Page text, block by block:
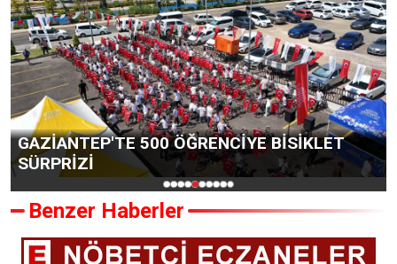
BİSİKLET
TOROSLAR
KONFORLU ULAŞIM İÇİN
Benzer Haberler